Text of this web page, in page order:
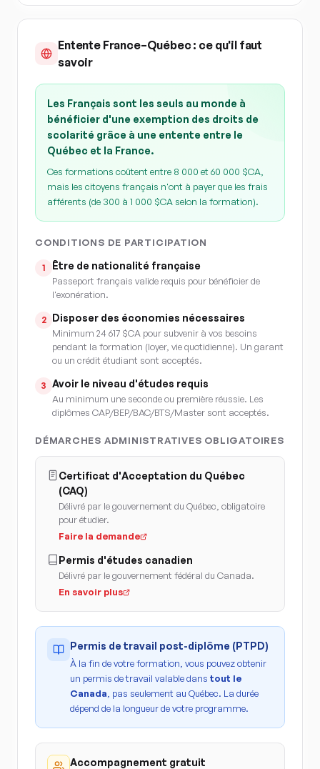
Entente France–Québec : ce qu'il faut
savoir
Les Français sont les seuls au monde à
bénéficier d'une exemption des droits de
scolarité grâce à une entente entre le
Québec et la France.
Ces formations coûtent entre 8 000 et 60 000 $CA,
mais les citoyens français n'ont à payer que les frais
afférents (de 300 à 1 000 $CA selon la formation).
CONDITIONS DE PARTICIPATION
1 Être de nationalité française
Passeport français valide requis pour bénéficier de
l'exonération.
2 Disposer des économies nécessaires
Minimum 24 617 $CA pour subvenir à vos besoins
pendant la formation (loyer, vie quotidienne). Un garant
ou un crédit étudiant sont acceptés.
3 Avoir le niveau d'études requis
Au minimum une seconde ou première réussie. Les
diplômes CAP/BEP/BAC/BTS/Master sont acceptés.
DÉMARCHES ADMINISTRATIVES OBLIGATOIRES
Certificat d'Acceptation du Québec
(CAQ)
Délivré par le gouvernement du Québec, obligatoire
pour étudier.
Faire la demande
Permis d'études canadien
Délivré par le gouvernement fédéral du Canada.
En savoir plus
Permis de travail post-diplôme (PTPD)
À la fin de votre formation, vous pouvez obtenir
un permis de travail valable dans tout le
Canada , pas seulement au Québec. La durée
dépend de la longueur de votre programme.
Accompagnement gratuit